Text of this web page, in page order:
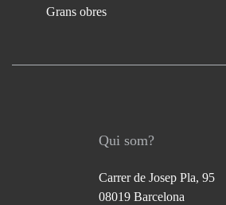
Grans obres
Qui som?
Carrer de Josep Pla, 95
08019 Barcelona